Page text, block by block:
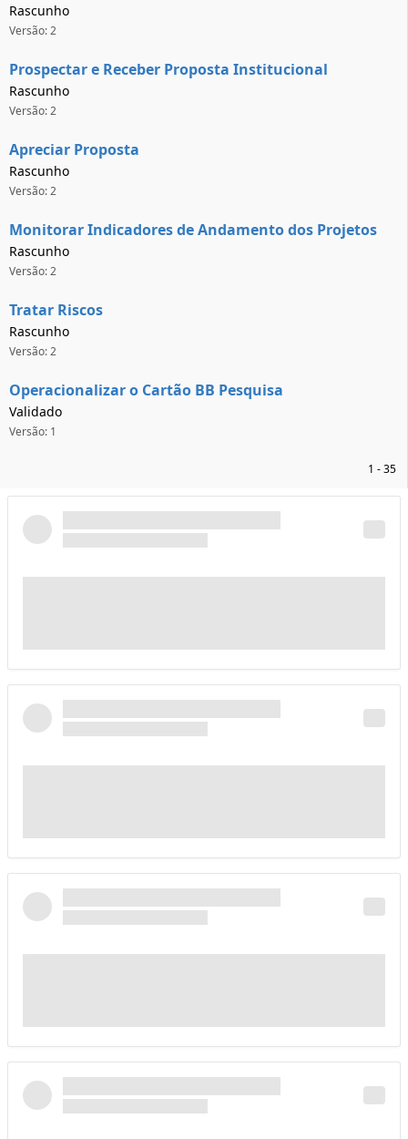
Rascunho
Versão: 2
Prospectar e Receber Proposta Institucional
Rascunho
Versão: 2
Apreciar Proposta
Rascunho
Versão: 2
Monitorar Indicadores de Andamento dos Projetos
Rascunho
Versão: 2
Tratar Riscos
Rascunho
Versão: 2
Operacionalizar o Cartão BB Pesquisa
Validado
Versão: 1
1 - 35